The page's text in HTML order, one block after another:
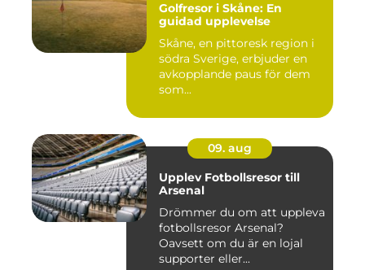
Golfresor i Skåne: En
guidad upplevelse
Skåne, en pittoresk region i
södra Sverige, erbjuder en
avkopplande paus för dem
som...
09. aug
Upplev Fotbollsresor till
Arsenal
Drömmer du om att uppleva
fotbollsresor Arsenal?
Oavsett om du är en lojal
supporter eller...